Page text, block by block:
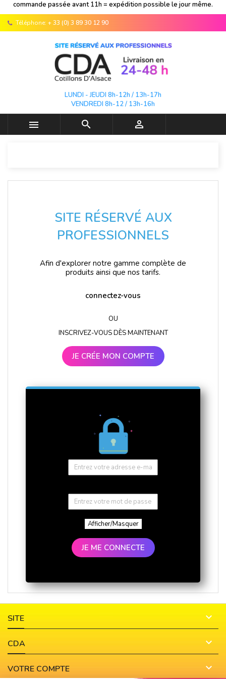
commande passée avant 11h = expédition possible le jour même.
Téléphone: + 33 (0) 3 89 30 12 90
LUNDI - JEUDI 8h-12h / 13h-17h
VENDREDI 8h-12 / 13h-16h
  
SITE RÉSERVÉ AUX
PROFESSIONNELS
Afin d'explorer notre gamme complète de
produits ainsi que nos tarifs.
connectez-vous
OU
INSCRIVEZ-VOUS DÈS MAINTENANT
JE CRÉE MON COMPTE
Afficher/Masquer
JE ME CONNECTE
SITE 
CDA 
VOTRE COMPTE 